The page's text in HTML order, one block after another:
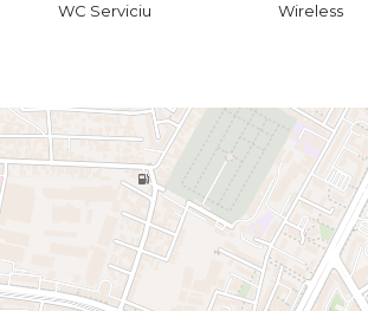
WC Serviciu Wireless